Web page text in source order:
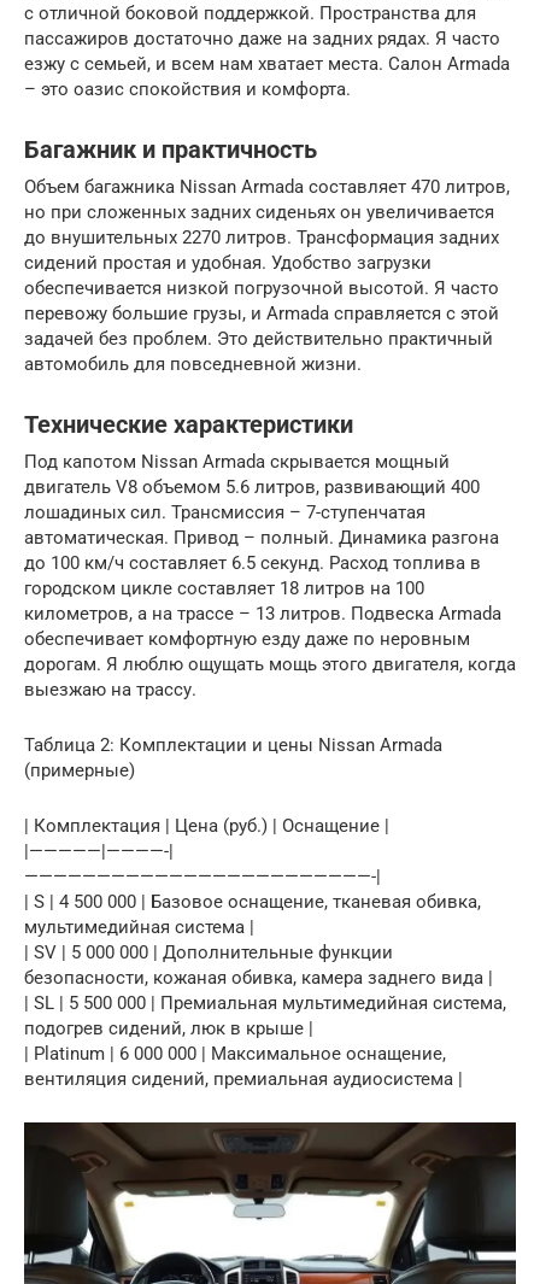
с отличной боковой поддержкой. Пространства для
пассажиров достаточно даже на задних рядах. Я часто
езжу с семьей, и всем нам хватает места. Салон Armada
– это оазис спокойствия и комфорта.
Багажник и практичность
Объем багажника Nissan Armada составляет 470 литров,
но при сложенных задних сиденьях он увеличивается
до внушительных 2270 литров. Трансформация задних
сидений простая и удобная. Удобство загрузки
обеспечивается низкой погрузочной высотой. Я часто
перевожу большие грузы, и Armada справляется с этой
задачей без проблем. Это действительно практичный
автомобиль для повседневной жизни.
Технические характеристики
Под капотом Nissan Armada скрывается мощный
двигатель V8 объемом 5.6 литров, развивающий 400
лошадиных сил. Трансмиссия – 7-ступенчатая
автоматическая. Привод – полный. Динамика разгона
до 100 км/ч составляет 6.5 секунд. Расход топлива в
городском цикле составляет 18 литров на 100
километров, а на трассе – 13 литров. Подвеска Armada
обеспечивает комфортную езду даже по неровным
дорогам. Я люблю ощущать мощь этого двигателя, когда
выезжаю на трассу.
Таблица 2: Комплектации и цены Nissan Armada
(примерные)
| Комплектация | Цена (руб.) | Оснащение |
|—————|————-|
————————————————————————-|
| S | 4 500 000 | Базовое оснащение, тканевая обивка,
мультимедийная система |
| SV | 5 000 000 | Дополнительные функции
безопасности, кожаная обивка, камера заднего вида |
| SL | 5 500 000 | Премиальная мультимедийная система,
подогрев сидений, люк в крыше |
| Platinum | 6 000 000 | Максимальное оснащение,
вентиляция сидений, премиальная аудиосистема |